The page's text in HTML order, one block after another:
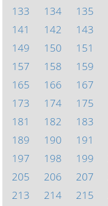
133
134 135
141
142 143
149
150 151
157
158 159
165
166 167
173
174 175
181
182 183
189
190 191
197
198 199
205
206 207
213
214 215